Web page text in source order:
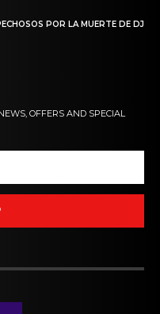
POR LA MUERTE DE DJ
OFFERS AND SPECIAL